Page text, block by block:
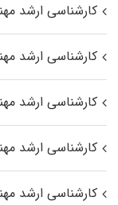
کارشناسی ارشد
کارشناسی ارشد
کارشناسی ارشد
کارشناسی ارشد
کارشناسی ارشد